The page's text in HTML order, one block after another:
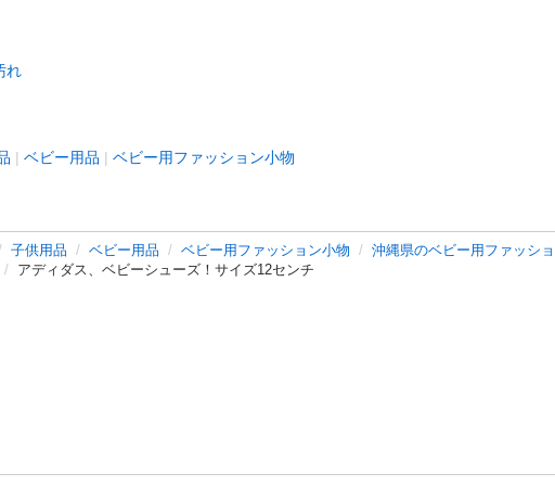
れ
ベビー用品 ベビー用ファッション小物
子供用品 ベビー用品 ベビー用ファッション小物
沖縄県のベビー用ファッシ
アディダス、ベビーシューズ！サイズ12センチ